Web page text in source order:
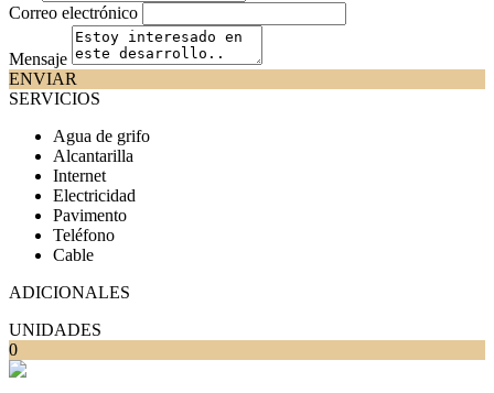
Correo electrónico
Mensaje
ENVIAR
SERVICIOS
Agua de grifo
Alcantarilla
Internet
Electricidad
Pavimento
Teléfono
Cable
ADICIONALES
UNIDADES
0